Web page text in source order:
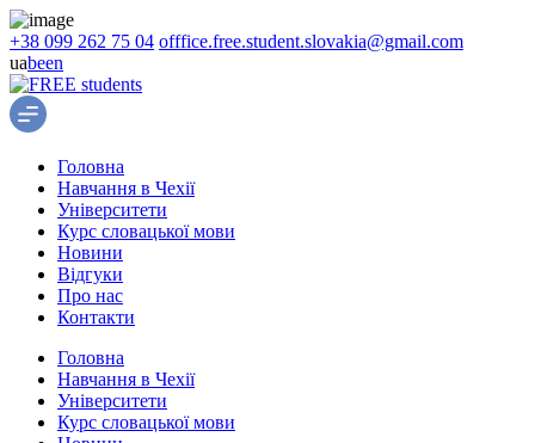
+38 099 262 75 04 offfice.free.student.slovakia@gmail.com
uabeen
Головна
Навчання в Чехії
Університети
Курс cловацької мови
Новини
Відгуки
Про нас
Контакти
Головна
Навчання в Чехії
Університети
Курс cловацької мови